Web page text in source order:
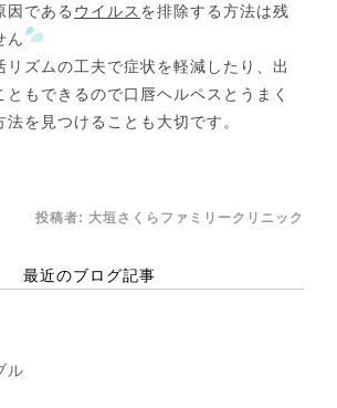
因である ウイルス を排除する方法は残
ん
リズムの工夫で症状を軽減したり、出
ともできるので口唇ヘルペスとうまく
を見つけることも大切です。
投稿者: 大垣さくらファミリークリニック
最近のブログ記事
ル